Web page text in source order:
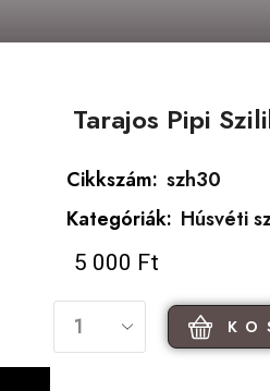
Tarajos Pipi
Cikkszám: szh30
Kategóriák: Húsvéti
5 000 Ft